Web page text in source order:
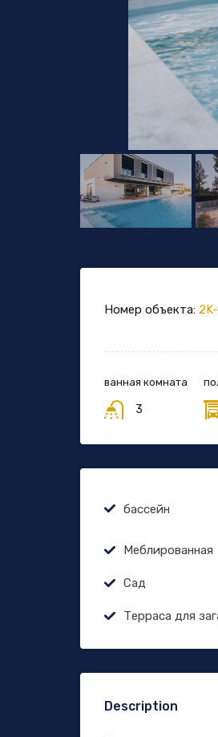
Номер объекта:
ванная комната
3
бассейн
Меблированная
Сад
Терраса для
Description